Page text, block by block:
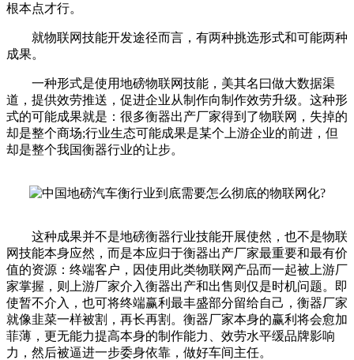
根本点才行。
就物联网技能开发途径而言，有两种挑选形式和可能两种
成果。
一种形式是使用地磅物联网技能，美其名曰做大数据渠
道，提供效劳推送，促进企业从制作向制作效劳升级。这种形
式的可能成果就是：很多衡器出产厂家得到了物联网，失掉的
却是整个商场;行业生态可能成果是某个上游企业的前进，但
却是整个我国衡器行业的让步。
这种成果并不是地磅衡器行业技能开展使然，也不是物联
网技能本身应然，而是本应归于衡器出产厂家最重要和最有价
值的资源：终端客户，因使用此类物联网产品而一起被上游厂
家掌握，则上游厂家介入衡器出产和出售则仅是时机问题。即
使暂不介入，也可将终端赢利最丰盛部分留给自己，衡器厂家
就像韭菜一样被割，再长再割。衡器厂家本身的赢利将会愈加
菲薄，更无能力提高本身的制作能力、效劳水平缓品牌影响
力，然后被逼进一步委身依靠，做好车间主任。